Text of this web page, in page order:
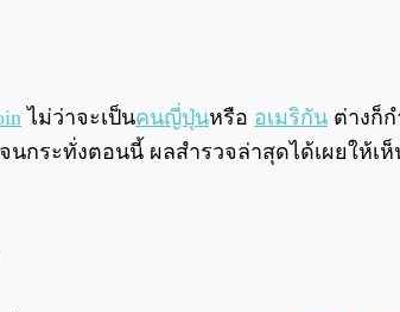
ไม่ว่าจะเป็นคนญี่ปุ่นหรือ อเมริกัน ต่างก็
ระทั่งตอนนี้ ผลสำรวจล่าสุดได้เผยให้เ